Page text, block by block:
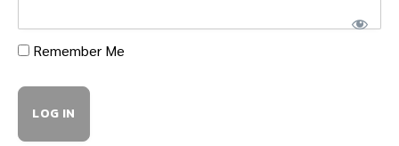
Remember Me